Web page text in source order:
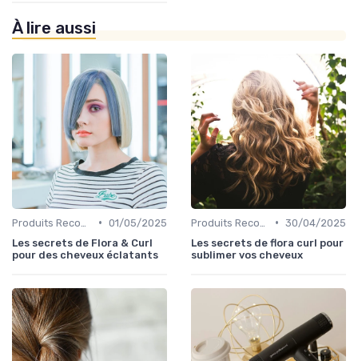
À lire aussi
• 01/05/2025
Les secrets de Flora & Curl
pour des cheveux éclatants
• 30/04/2025
Les secrets de flora curl pour
sublimer vos cheveux